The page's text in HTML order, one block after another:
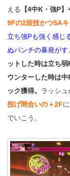
える
【4中K・強P】
9Fの2段技かつSA
立ち強Pも強く感じ
ぬパンチの暴発がす
ットした時は立ち
ウンターした時は
ック獲得。 ラッシュ
投げ間合いの＋2F
でいこう。